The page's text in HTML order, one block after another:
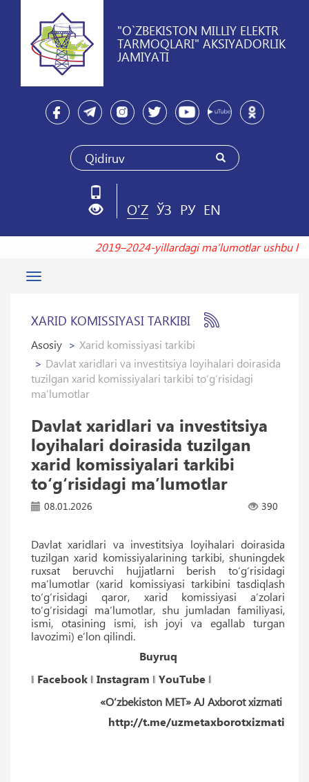
"O`ZBEKISTON MILLIY ELEKTR
TARMOQLARI" AKSIYADORLIK
JAMIYATI
O'Z ЎЗ РУ EN
2019–2024-yillardagi maʼlumotlar ushbu
Toggle
XARID KOMISSIYASI TARKIBI
Asosiy
Xarid komissiyasi tarkibi
Davlat xaridlari va investitsiya loyihalari doirasida
tuzilgan xarid komissiyalari tarkibi to‘g‘risidagi
ma’lumotlar
Davlat xaridlari va investitsiya
loyihalari doirasida tuzilgan
xarid komissiyalari tarkibi
to‘g‘risidagi ma’lumotlar
08.01.2026 390
Davlat xaridlari va investitsiya loyihalari doirasida
tuzilgan xarid komissiyalarining tarkibi, shuningdek
ruxsat beruvchi hujjatlarni berish to‘g‘risidagi
ma’lumotlar (xarid komissiyasi tarkibini tasdiqlash
to‘g‘risidagi qaror, xarid komissiyasi a’zolari
to‘g‘risidagi ma’lumotlar, shu jumladan familiyasi,
ismi, otasining ismi, ish joyi va egallab turgan
lavozimi) e’lon qilindi.
Buyruq
‖ Facebook ‖ Instagram ‖ YouTube ‖
«O‘zbekiston MET» AJ Axborot xizmati
http://t.me/uzmetaxborotxizmati